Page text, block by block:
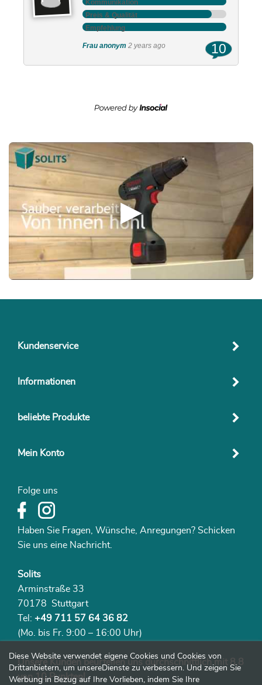
Kundenservice
Informationen
beliebte Produkte
Mein Konto
Folge uns
Haben Sie Fragen, Wünsche, Anregungen? Schicken
Sie uns eine Nachricht.
Solits
Arminstraße 33
70178 Stuttgart
Tel: +49 711 57 64 36 82
(Mo. bis Fr. 9:00 – 16:00 Uhr)
Unsere Kunden beurteilen uns durchschnittlich mit 8,8
von 10 Punkten!
Diese Website verwendet eigene Cookies und Cookies von
Drittanbietern, um unsereDienste zu verbessern. Und zeigen Sie
Werbung in Bezug auf Ihre Vorlieben, indem Sie Ihre